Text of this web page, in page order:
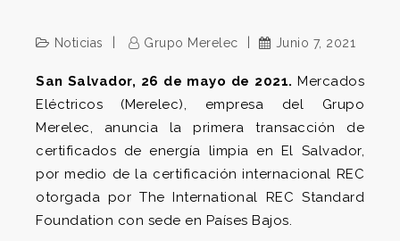
Noticias Grupo Merelec Junio 7, 2021
San Salvador, 26 de mayo de 2021. Mercados
Eléctricos (Merelec), empresa del Grupo
Merelec, anuncia la primera transacción de
certificados de energía limpia en El Salvador,
por medio de la certificación internacional REC
otorgada por The International REC Standard
Foundation con sede en Países Bajos.